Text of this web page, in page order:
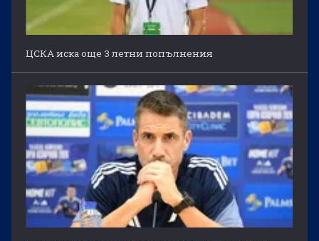
ЦСКА иска още 3 летни попълнения